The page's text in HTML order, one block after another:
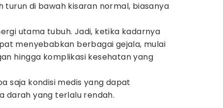
turun di bawah kisaran normal, biasanya
utama tubuh. Jadi, ketika kadarnya
menyebabkan berbagai gejala, mulai
hingga komplikasi kesehatan yang
saja kondisi medis yang dapat
darah yang terlalu rendah.